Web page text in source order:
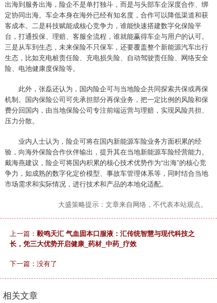
出海到服务出海，险企不是单打独斗，而是与头部车企深度合作、绑
定协同出海。车企本身在海外已经有知名度，合作可以降低渠道和获
客成本。二是科技赋能成核心竞争力，谁能快速搭建数字化保险平
台，打通投保、理赔、客服全流程，谁就能赢得车企与用户的认可。
三是从车到生态，未来保险不只保车，还要覆盖整个新能源汽车出行
生态，比如充电桩责任险、充电损失险、自动驾驶责任险、网络安全
险、电池健康度保险等。
此外，张磊还认为，国内险企可与当地险企共同探索共保或再保
机制。国内保险公司可先承担部分再保业务，把一定比例的风险和保
费分回国内，由当地保险公司专注前端运营与理赔，实现风险共担、
压力分散。
业内人士认为，险企可将在国内新能源车险业务方面积累的经
验，向海外保险合作伙伴输出，提升其在当地新能源车险经营能力。
戴海燕建议，险企可将国内积累的核心技术优势作为“出海”的核心竞
争力，如成熟的数字化定价模型、事故车管理体系等，同时结合当地
市场需求和实际情况，进行技术和产品的本地化适配。
大盛策略提示：文章来自网络，不代表本站观点。
上一篇： 毅鸣天汇 气血固本口服液：汇传统智慧与现代科技之
长，凭三大优势开启健康_药材_中药_疗效
下一篇：没有了
相关文章